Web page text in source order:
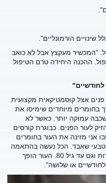
הורמונליים".
"המכשיר מעקצץ אבל לא כואב
ההכנה היחידה טרם הטיפול
פנים אצל קוסמטיקאית מקצועית.
בחומרים מיוחדים שימיסו את
עמוקה יותר. כאשר לא
לעור הפנים. כבוגרת קורסים
אני מזינה את העור בחומרים
הטבעי שאבד. הכל נעשה בהתאמה
אישית, לנשים ולגברים, מגיל ההתבגרות וגם עד גיל 80. העור הופך
או שלושה".